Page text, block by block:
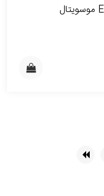
لوسیون بدن حاوی آلوئه ورا و ویتامین E موسویتال